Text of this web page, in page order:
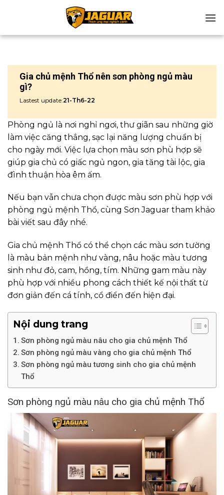
Gia chủ mệnh Thổ nên sơn phòng ngủ màu
gì?
Lastest update:21-Th6-22
Phòng ngủ là nơi nghỉ ngơi, thư giãn sau những giờ
làm việc căng thẳng, sạc lại năng lượng chuẩn bị
cho ngày mới. Việc lựa chọn màu sơn phù hợp sẽ
giúp gia chủ có giấc ngủ ngon, gia tăng tài lộc, gia
đình thuận hòa êm ấm.
Nếu bạn vẫn chưa chọn được màu sơn phù hợp với
phòng ngủ mệnh Thổ, cùng Sơn Jaguar tham khảo
bài viết sau đây nhé.
Gia chủ mệnh Thổ có thể chọn các màu sơn tường
là màu bản mệnh như vàng, nâu hoặc màu tương
sinh như đỏ, cam, hồng, tím. Những gam màu này
phù hợp với nhiều phong cách thiết kế nội thất từ
đơn giản đến cá tính, cổ điển đến hiện đại.
Nội dung trang
Sơn phòng ngủ màu nâu cho gia chủ mệnh Thổ
Sơn phòng ngủ màu vàng cho gia chủ mệnh Thổ
Sơn phòng ngủ màu tương sinh cho gia chủ mệnh
Thổ
Sơn phòng ngủ màu nâu cho gia chủ mệnh Thổ